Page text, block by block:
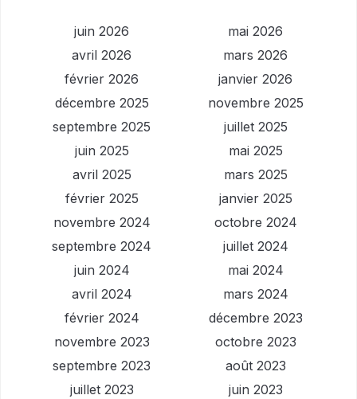
juin 2026
mai 2026
avril 2026
mars 2026
février 2026
janvier 2026
décembre 2025
novembre 2025
septembre 2025
juillet 2025
juin 2025
mai 2025
avril 2025
mars 2025
février 2025
janvier 2025
novembre 2024
octobre 2024
septembre 2024
juillet 2024
juin 2024
mai 2024
avril 2024
mars 2024
février 2024
décembre 2023
novembre 2023
octobre 2023
septembre 2023
août 2023
juillet 2023
juin 2023